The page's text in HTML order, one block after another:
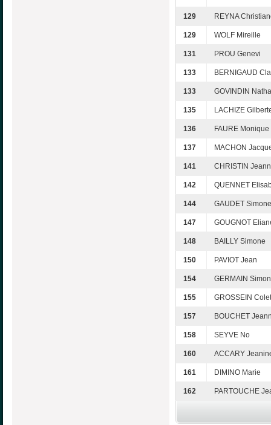
129 REYNA
129 WOLF Mireille
131 PROU Genevi
133 BERNIGAUD
133 GOVINDIN
135 LACHIZE
136 FAURE Monique
137 MACHON
141 CHRISTIN
142 QUENNET
144 GAUDET Simone
147 GOUGNOT
148 BAILLY Simone
150 PAVIOT Jean
154 GERMAIN
155 GROSSEIN
157 BOUCHET
158 SEYVE No
160 ACCARY
161 DIMINO Marie
162 PARTOUCHE